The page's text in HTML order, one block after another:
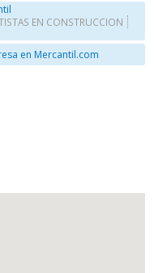
EN CONSTRUCCION
en Mercantil.com